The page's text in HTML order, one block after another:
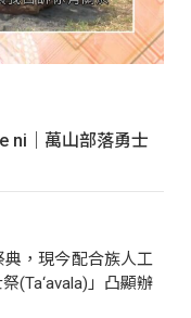
ni｜萬山部落勇士
，現今配合族人工
(Ta‘avala)」凸顯辦